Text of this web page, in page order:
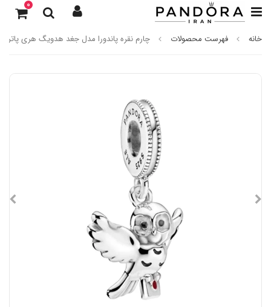
0
خانه فهرست محصولات چارم نقره پاندورا مدل جغد هدویگ هری پاتر